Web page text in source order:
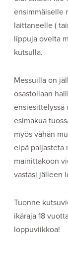
ensimmäiselle
laittaneelle (
lippuja ovelta
kutsulla.
Messuilla on
osastollaan
esimakua
myös vähän
eipä paljasteta
mainittakoon
vastasi jälleen
Tuonne
ikäraja 18
loppuviikkoa!